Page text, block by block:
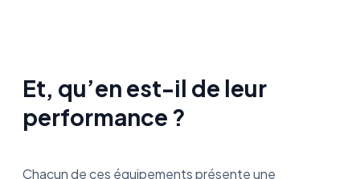
Et, qu’en est-il de leur
performance ?
Chacun de ces équipements présente une